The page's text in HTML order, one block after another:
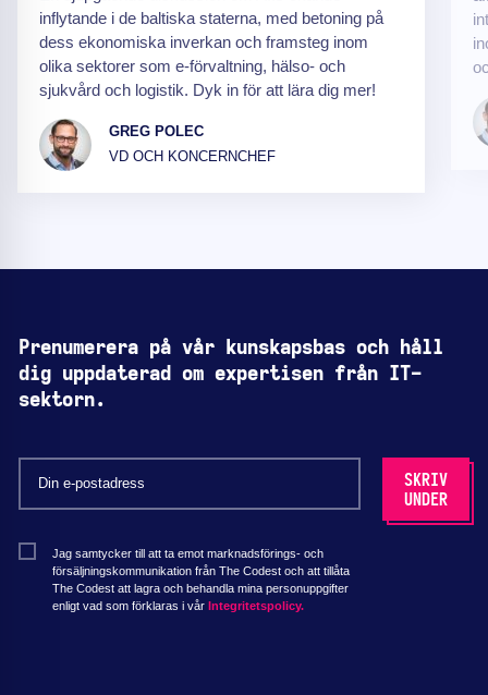
inflytande i de baltiska staterna, med betoning på
dess ekonomiska inverkan och framsteg inom
olika sektorer som e-förvaltning, hälso- och
sjukvård och logistik. Dyk in för att lära dig mer!
GREG POLEC
VD OCH KONCERNCHEF
Prenumerera på vår kunskapsbas och håll
dig uppdaterad om expertisen från IT-
sektorn.
Jag samtycker till att ta emot marknadsförings- och
försäljningskommunikation från The Codest och att tillåta
The Codest att lagra och behandla mina personuppgifter
enligt vad som förklaras i vår Integritetspolicy.